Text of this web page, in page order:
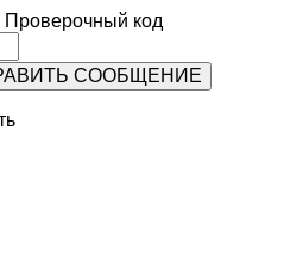
Проверочный код